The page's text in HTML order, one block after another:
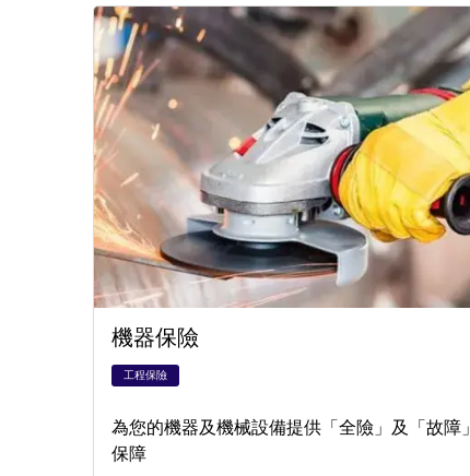
機器保險
工程保險
為您的機器及機械設備提供「全險」及「故障」
保障